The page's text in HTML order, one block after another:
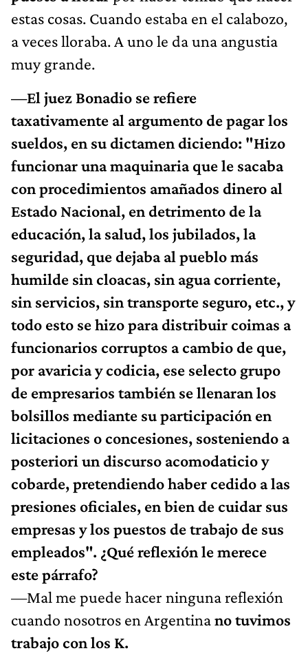
estas cosas. Cuando estaba en el calabozo,
a veces lloraba. A uno le da una angustia
muy grande.
—El juez Bonadio se refiere
taxativamente al argumento de pagar los
sueldos, en su dictamen diciendo: "Hizo
funcionar una maquinaria que le sacaba
con procedimientos amañados dinero al
Estado Nacional, en detrimento de la
educación, la salud, los jubilados, la
seguridad, que dejaba al pueblo más
humilde sin cloacas, sin agua corriente,
sin servicios, sin transporte seguro, etc., y
todo esto se hizo para distribuir coimas a
funcionarios corruptos a cambio de que,
por avaricia y codicia, ese selecto grupo
de empresarios también se llenaran los
bolsillos mediante su participación en
licitaciones o concesiones, sosteniendo a
posteriori un discurso acomodaticio y
cobarde, pretendiendo haber cedido a las
presiones oficiales, en bien de cuidar sus
empresas y los puestos de trabajo de sus
empleados". ¿Qué reflexión le merece
este párrafo?
—Mal me puede hacer ninguna reflexión
cuando nosotros en Argentinano tuvimos
trabajo con los K.